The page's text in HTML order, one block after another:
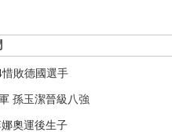
敗德國選手
孫玉潔晉級八強
奧運後生子